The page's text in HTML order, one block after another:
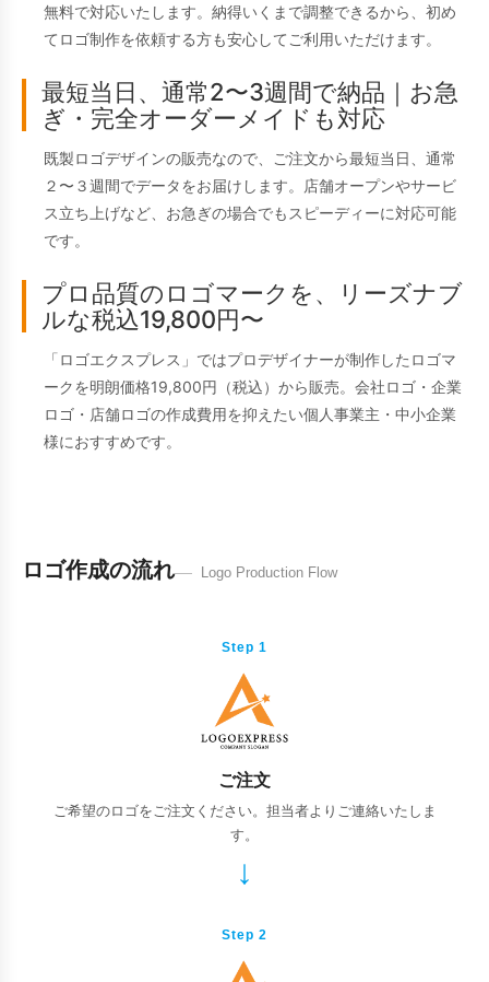
無料で対応いたします。納得いくまで調整できるから、初め
てロゴ制作を依頼する方も安心してご利用いただけます。
最短当日、通常2〜3週間で納品｜お急
ぎ・完全オーダーメイドも対応
既製ロゴデザインの販売なので、ご注文から最短当日、通常
２〜３週間でデータをお届けします。店舗オープンやサービ
ス立ち上げなど、お急ぎの場合でもスピーディーに対応可能
です。
プロ品質のロゴマークを、リーズナブ
ルな税込19,800円〜
「ロゴエクスプレス」ではプロデザイナーが制作したロゴマ
ークを明朗価格19,800円（税込）から販売。会社ロゴ・企業
ロゴ・店舗ロゴの作成費用を抑えたい個人事業主・中小企業
様におすすめです。
ロゴ作成の流れ Logo Production Flow
Step 1
ご注文
ご希望のロゴをご注文ください。担当者よりご連絡いたしま
す。
Step 2